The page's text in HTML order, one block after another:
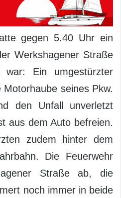
gegen 5.40 Uhr ein
Werkshagener Straße
war: Ein umgestürzter
seines Pkw.
den Unfall unverletzt
aus dem Auto befreien.
zudem hinter dem
Die Feuerwehr
Straße ab, die
noch immer in beide